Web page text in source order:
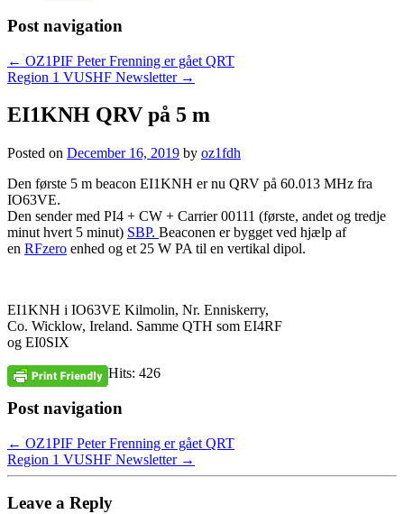
Post navigation
← OZ1PIF Peter Frenning er gået QRT
Region 1 VUSHF Newsletter →
EI1KNH QRV på 5 m
Posted on December 16, 2019 by oz1fdh
Den første 5 m beacon EI1KNH er nu QRV på 60.013 MHz fra
IO63VE.
Den sender med PI4 + CW + Carrier 00111 (første, andet og tredje
minut hvert 5 minut) SBP. Beaconen er bygget ved hjælp af
en RFzero enhed og et 25 W PA til en vertikal dipol.
EI1KNH i IO63VE Kilmolin, Nr. Enniskerry,
Co. Wicklow, Ireland. Samme QTH som EI4RF
og EI0SIX
Hits: 426
Post navigation
← OZ1PIF Peter Frenning er gået QRT
Region 1 VUSHF Newsletter →
Leave a Reply